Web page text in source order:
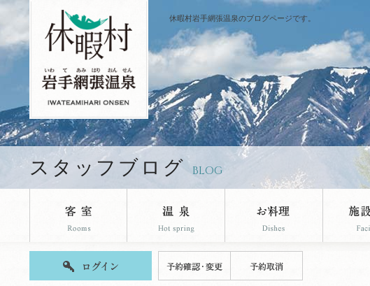
休暇村岩手網張温泉のブログページです。
スタッフブログ BLOG